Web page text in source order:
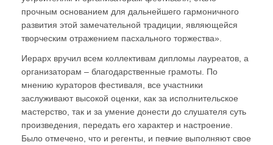
прочным основанием для дальнейшего гармоничного
развития этой замечательной традиции, являющейся
творческим отражением пасхального торжества».
Иерарх вручил всем коллективам дипломы лауреатов, а
организаторам – благодарственные грамоты. По
мнению кураторов фестиваля, все участники
заслуживают высокой оценки, как за исполнительское
мастерство, так и за умение донести до слушателя суть
произведения, передать его характер и настроение.
Было отмечено, что и регенты, и певчие выполняют свое